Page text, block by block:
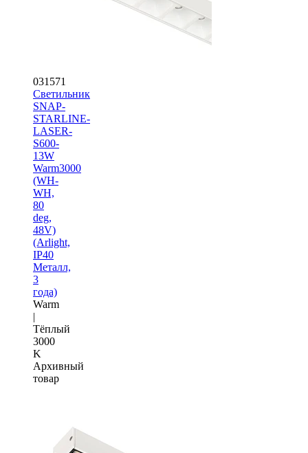
031571
Светильник
SNAP-
STARLINE-
LASER-
S600-
13W
Warm3000
(WH-
WH,
80
deg,
48V)
(Arlight,
IP40
Металл,
3
года)
Warm
|
Тёплый
3000
K
Архивный
товар